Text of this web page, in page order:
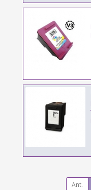
Ant.